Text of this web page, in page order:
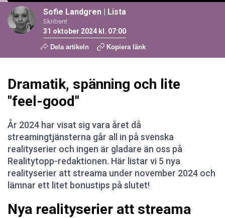
Sofie Landgren | Lista
Skribent
31 oktober 2024 kl. 07:00
Dela artikeln Kopiera länk
Dramatik, spänning och lite
"feel-good"
År 2024 har visat sig vara året då
streamingtjänsterna går all in på svenska
realityserier och ingen är gladare än oss på
Realitytopp-redaktionen. Här listar vi 5 nya
realityserier att streama under november 2024 och
lämnar ett litet bonustips på slutet!
Nya realityserier att streama